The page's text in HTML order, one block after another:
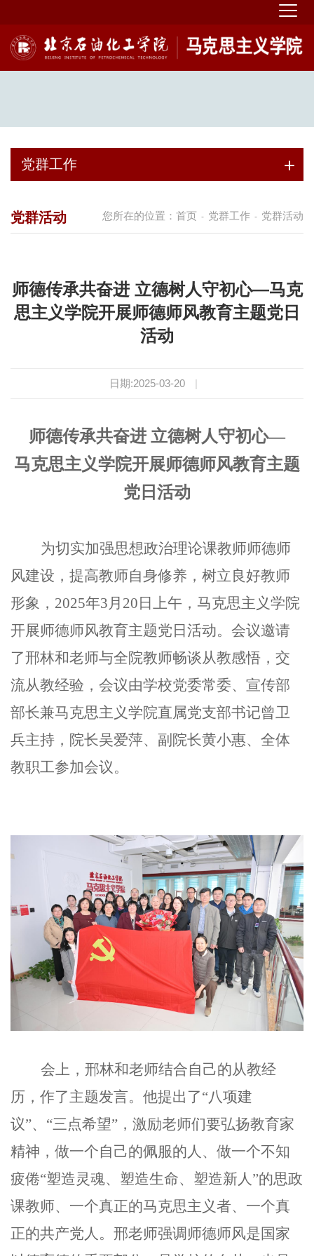
党群工作
您所在的位置： 首页 - 党群工作 - 党群活动
党群活动
师德传承共奋进 立德树人守初心—马克
思主义学院开展师德师风教育主题党日
活动
日期:2025-03-20 |
师德传承共奋进 立德树人守初心—
马克思主义学院开展师德师风教育主题
党日活动
为切实加强思想政治理论课教师师德师
风建设，提高教师自身修养，树立良好教师
形象，2025年3月20日上午，马克思主义学院
开展师德师风教育主题党日活动。 会议邀请
了邢林和老师与全院教师畅谈从教感悟，交
流从教经验，会议由学校党委常委、宣传部
部长兼马克思主义学院直属党支部书记曾卫
兵主持，院长吴爱萍、副院长黄小惠、全体
教职工参加会议。
会上，邢林和老师结合自己的从教经
历，作了主题发言。他提出了“八项建
议”、“三点希望”，激励老师们要弘扬教育家
精神，做一个自己的佩服的人、做一个不知
疲倦“塑造灵魂、塑造生命、塑造新人”的思政
课教师、一个真正的马克思主义者、一个真
正的共产党人。邢老师强调师德师风是国家